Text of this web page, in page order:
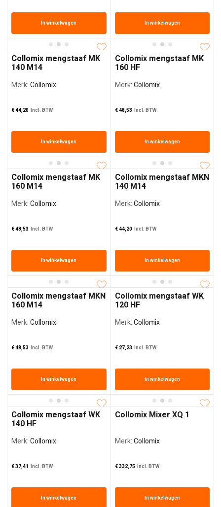
In winkelwagen In winkelwagen
Collomix mengstaaf MK
140 M14
€44,20 Incl. BTW
In winkelwagen
Merk:Collomix
Collomix mengstaaf MK
160 HF
€48,53 Incl. BTW
In winkelwagen
Merk:Collomix
Collomix mengstaaf MK
160 M14
€48,53 Incl. BTW
In winkelwagen
Merk:Collomix
Collomix mengstaaf MKN
140 M14
€44,20 Incl. BTW
In winkelwagen
Merk:Collomix
Collomix mengstaaf MKN
160 M14
€48,53 Incl. BTW
In winkelwagen
Merk:Collomix
Collomix mengstaaf WK
120 HF
€27,23 Incl. BTW
In winkelwagen
Merk:Collomix
Collomix mengstaaf WK
140 HF
€37,41 Incl. BTW
In winkelwagen
Merk:Collomix
Collomix Mixer XQ 1
€332,75 Incl. BTW
In winkelwagen
Merk:Collomix